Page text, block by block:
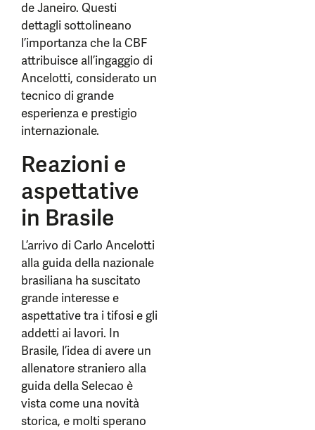
de Janeiro. Questi
dettagli sottolineano
l’importanza che la CBF
attribuisce all’ingaggio di
Ancelotti, considerato un
tecnico di grande
esperienza e prestigio
internazionale.
Reazioni e
aspettative
in Brasile
L’arrivo di Carlo Ancelotti
alla guida della nazionale
brasiliana ha suscitato
grande interesse e
aspettative tra i tifosi e gli
addetti ai lavori. In
Brasile, l’idea di avere un
allenatore straniero alla
guida della Selecao è
vista come una novità
storica, e molti sperano